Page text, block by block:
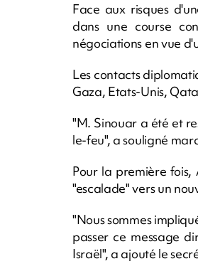
Face aux risques
dans une course
négociations en vue
Les contacts
Gaza, Etats-Unis,
"M. Sinouar a été et
le-feu", a souligné
Pour la première
"escalade" vers un
"Nous sommes
passer ce message
Israël", a ajouté le